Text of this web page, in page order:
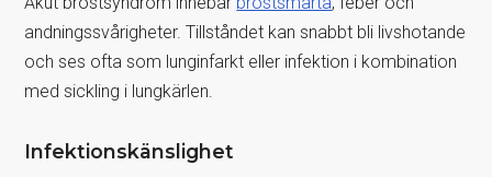
andningssvårigheter. Tillståndet kan snabbt bli livshotande
och ses ofta som lunginfarkt eller infektion i kombination
med sickling i lungkärlen.
Infektionskänslighet